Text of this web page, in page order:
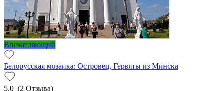
Впечатляющий
Белорусская мозаика: Островец, Гервяты из Минска
5.0 (2 Отзыва)